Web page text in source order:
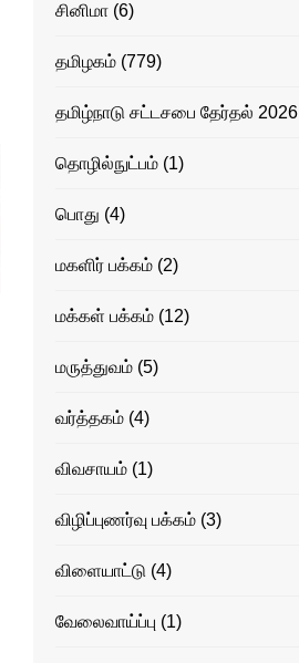
சினிமா (6)
தமிழகம் (779)
தமிழ்நாடு சட்டசபை தேர்தல் 2026
தொழில்நுட்பம் (1)
பொது (4)
மகளிர் பக்கம் (2)
மக்கள் பக்கம் (12)
மருத்துவம் (5)
வர்த்தகம் (4)
விவசாயம் (1)
விழிப்புணர்வு பக்கம் (3)
விளையாட்டு (4)
வேலைவாய்ப்பு (1)